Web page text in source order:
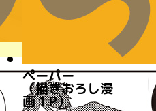
ペーパー
（描きおろし漫
画１P）